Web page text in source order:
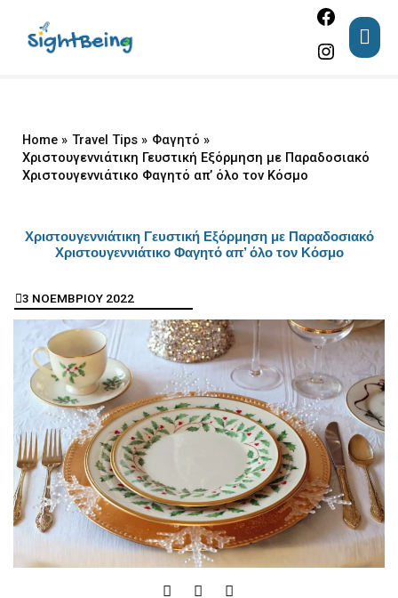
Home Travel Tips
Φαγητό
Χριστουγεννιάτικη Γευστική Εξόρμηση με Παραδοσιακό
Χριστουγεννιάτικο Φαγητό απ’ όλο τον Κόσμο
Χριστουγεννιάτικη Γευστική Εξόρμηση με Παραδοσιακό
Χριστουγεννιάτικο Φαγητό απ’ όλο τον Κόσμο
3 ΝΟΕΜΒΡΙΟΥ 2022
F
I
Y